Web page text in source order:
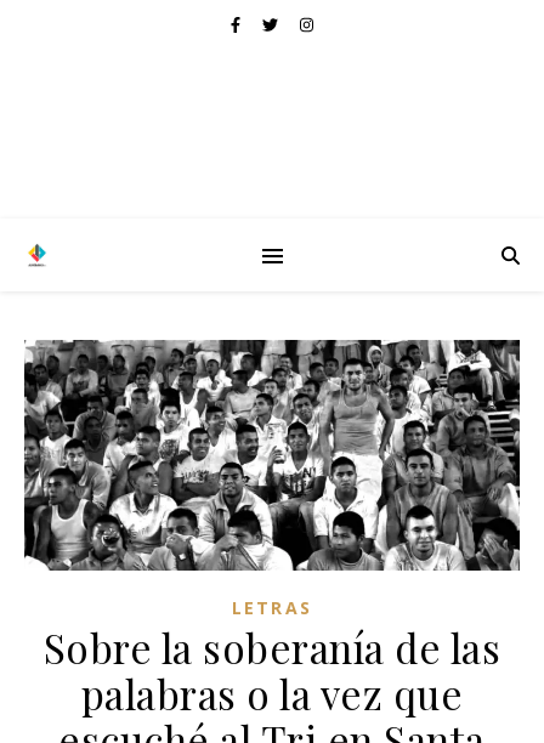
LETRAS
Sobre la soberanía de las
palabras o la vez que